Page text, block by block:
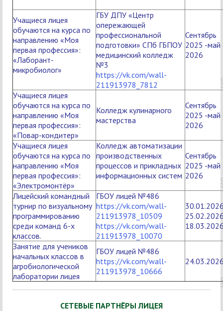
Учащиеся лицея
обучаются на курса по
направлению «Моя
первая профессия»:
«Лаборант-
микробиолог»
ГБУ ДПУ «Центр
опережающей
профессиональной
подготовки» СПб ГБПОУ
медицинский колледж
№3
https://vk.com/wall-
211913978_7812
Сентябрь
2025 -май
2026
Учащиеся лицея
обучаются на курса по
направлению «Моя
первая профессия»:
«Повар-кондитер»
Колледж кулинарного
мастерства
Сентябрь
2025 -май
2026
Учащиеся лицея
обучаются на курса по
направлению «Моя
первая профессия»:
«Электромонтёр»
Колледж автоматизации
производственных
процессов и прикладных
информационных систем
Сентябрь
2025 -май
2026
Лицейский командный
турнир по визуальному
программированию
среди команд 6-х
классов.
ГБОУ лицей №486
https://vk.com/wall-
211913978_10509
https://vk.com/wall-
211913978_10070
Занятие для учеников
начальных классов в
агробиологической
лаборатории лицея
ГБОУ лицей №486
https://vk.com/wall-
211913978_10666
СЕТЕВЫЕ ПАРТНЁРЫ ЛИЦЕЯ